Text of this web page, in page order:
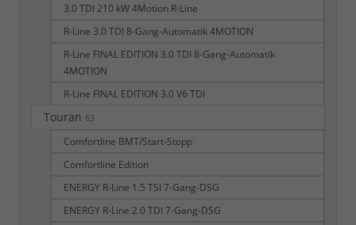
3.0 TDI 210 kW 4Motion R-Line
R-Line 3.0 TDI 8-Gang-Automatik 4MOTION
R-Line FINAL EDITION 3.0 TDI 8-Gang-Automatik
4MOTION
R-Line FINAL EDITION 3.0 V6 TDI
Touran 63
Comfortline BMT/Start-Stopp
Comfortline Edition
ENERGY R-Line 1.5 TSI 7-Gang-DSG
ENERGY R-Line 2.0 TDI 7-Gang-DSG